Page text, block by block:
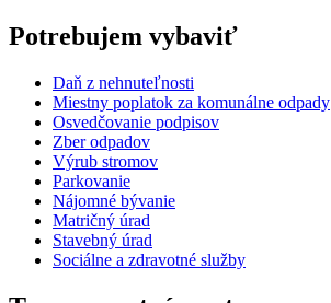
Potrebujem vybaviť
Daň z nehnuteľnosti
Miestny poplatok za komunálne odpady
Osvedčovanie podpisov
Zber odpadov
Výrub stromov
Parkovanie
Nájomné bývanie
Matričný úrad
Stavebný úrad
Sociálne a zdravotné služby